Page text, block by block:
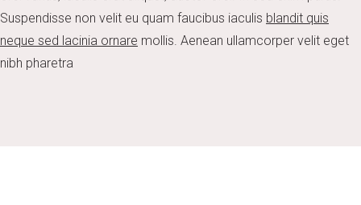
Suspendisse non velit eu quam faucibus iaculis blandit quis
neque sed lacinia ornare mollis. Aenean ullamcorper velit eget
nibh pharetra